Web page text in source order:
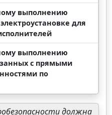
выполнению
для
выполнению
с прямыми
по
должна